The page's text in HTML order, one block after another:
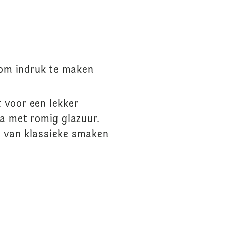
indruk te maken
voor een lekker
met romig glazuur.
klassieke smaken